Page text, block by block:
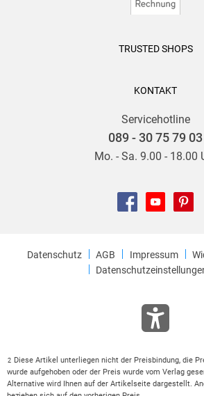
TRUSTED SHOPS
KONTAKT
Servicehotline
089 - 30 75 79 03
Mo. - Sa. 9.00 - 18.00
Datenschutz AGB Impressum
2
Diese Artikel unterliegen nicht der Preisbindung, die
wurde aufgehoben oder der Preis wurde vom Verlag
Alternative wird Ihnen auf der Artikelseite dargestellt.